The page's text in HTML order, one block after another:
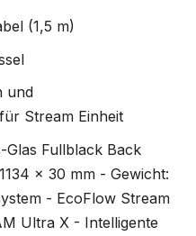
(1,5 m)
und
Stream Einheit
Fullblack Back
x 30 mm - Gewicht:
- EcoFlow Stream
Ultra X - Intelligente